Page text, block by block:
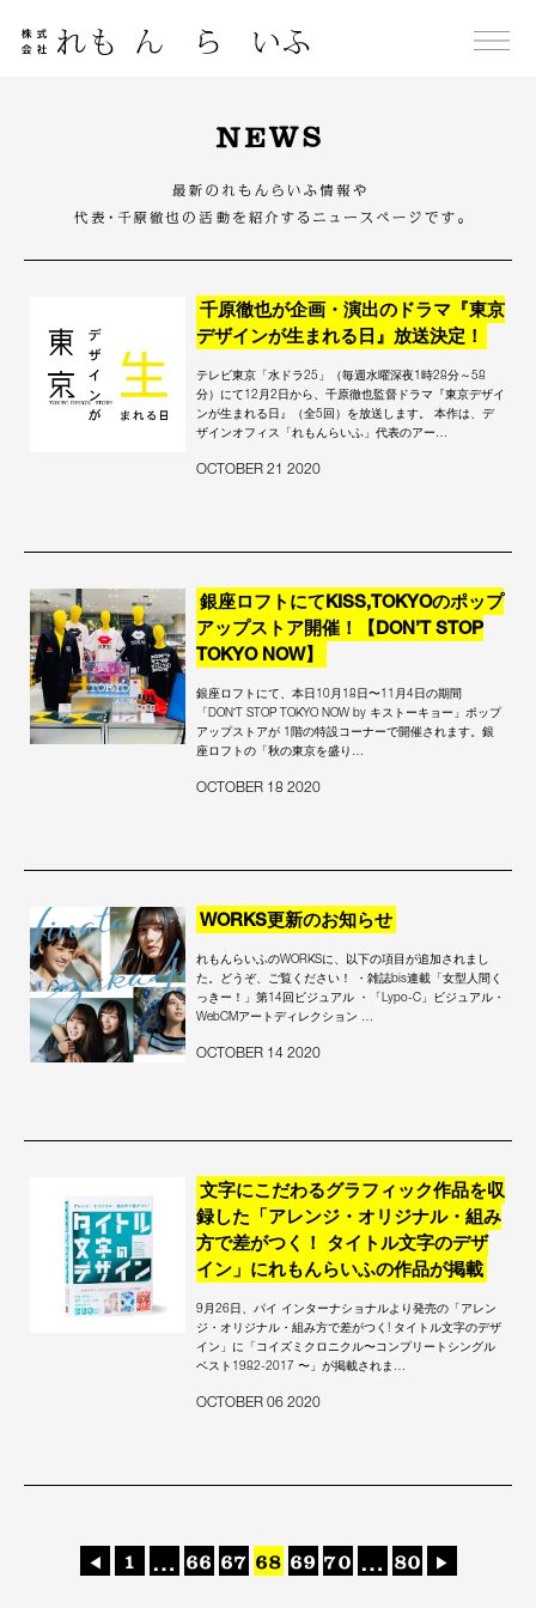
content
NEWS
千原徹也が企画・演出のドラマ『東京
デザインが生まれる日』放送決定！
テレビ東京「水ドラ25」（毎週水曜深夜1時28分～58
分）にて12月2日から、千原徹也監督ドラマ『東京デザイ
ンが生まれる日』（全5回）を放送します。 本作は、デ
ザインオフィス「れもんらいふ」代表のアー…
OCTOBER 21 2020
銀座ロフトにてKISS,TOKYOのポップ
アップストア開催！【DON’T STOP
TOKYO NOW】
銀座ロフトにて、本日10月18日〜11月4日の期間
「DONʼT STOP TOKYO NOW by キストーキョー」ポップ
アップストアが 1階の特設コーナーで開催されます。銀
座ロフトの「秋の東京を盛り…
OCTOBER 18 2020
WORKS更新のお知らせ
れもんらいふのWORKSに、以下の項目が追加されまし
た。どうぞ、ご覧ください！ ・雑誌bis連載「女型人間く
っきー！」第14回ビジュアル ・「Lypo-C」ビジュアル・
WebCMアートディレクション …
OCTOBER 14 2020
文字にこだわるグラフィック作品を収
録した「アレンジ・オリジナル・組み
方で差がつく！ タイトル文字のデザ
イン」にれもんらいふの作品が掲載
9月26日、パイ インターナショナルより発売の「アレン
ジ・オリジナル・組み方で差がつく! タイトル文字のデザ
イン」に「コイズミクロニクル〜コンプリートシングル
ベスト1982-2017 〜」が掲載されま…
OCTOBER 06 2020
◀ 1 … 66 67 68 69 70 … 80 ▶